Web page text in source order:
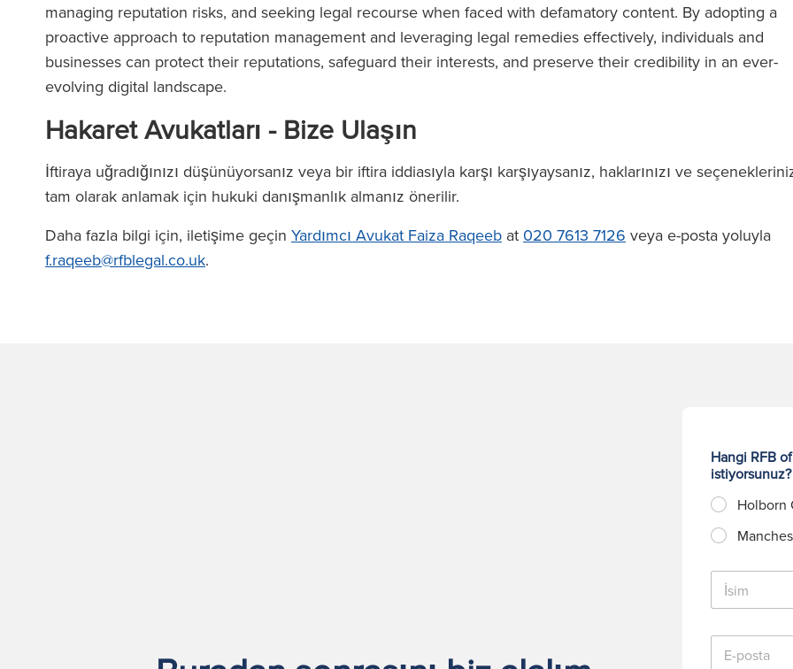
managing reputation risks, and seeking legal recourse when faced with defamatory content. By adopting a
proactive approach to reputation management and leveraging legal remedies effectively, individuals and
businesses can protect their reputations, safeguard their interests, and preserve their credibility in an ever-
evolving digital landscape.
Hakaret Avukatları - Bize Ulaşın
İftiraya uğradığınızı düşünüyorsanız veya bir iftira iddiasıyla karşı karşıyaysanız, haklarınızı ve
tam olarak anlamak için hukuki danışmanlık almanız önerilir.
Daha fazla bilgi için, iletişime geçin Yardımcı Avukat Faiza Raqeeb at 020 7613 7126 veya e-posta yoluyla
f.raqeeb@rfblegal.co.uk.
Hangi RFB
Holborn
İ
i
E